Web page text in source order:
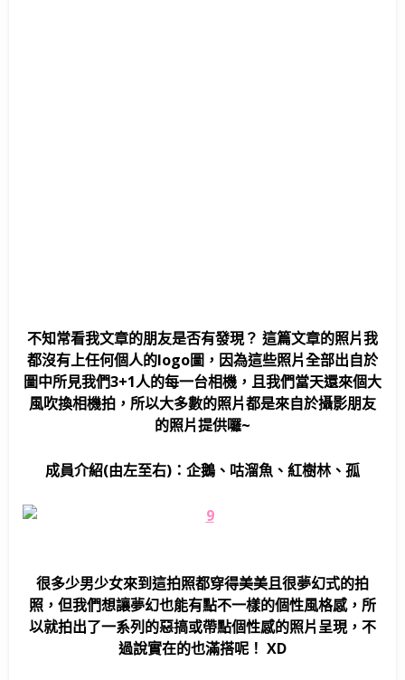
不知常看我文章的朋友是否有發現？ 這篇文章的照片我
都沒有上任何個人的logo圖，因為這些照片全部出自於
圖中所見我們3+1人的每一台相機，且我們當天還來個大
風吹換相機拍，所以大多數的照片都是來自於攝影朋友
的照片提供囉~
成員介紹(由左至右)：企鵝、咕溜魚、紅樹林、孤
很多少男少女來到這拍照都穿得美美且很夢幻式的拍
照，但我們想讓夢幻也能有點不一樣的個性風格感，所
以就拍出了一系列的惡搞或帶點個性感的照片呈現，不
過說實在的也滿搭呢！ XD